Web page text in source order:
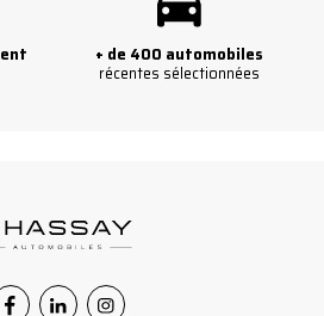
+ de 400 automobiles
récentes sélectionnées
LinkedinInstagram